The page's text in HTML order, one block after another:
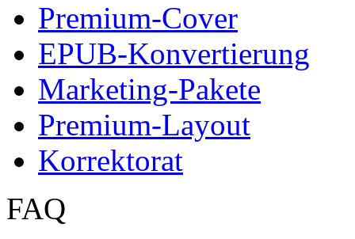
Premium-Cover
EPUB-Konvertierung
Marketing-Pakete
Premium-Layout
Korrektorat
FAQ